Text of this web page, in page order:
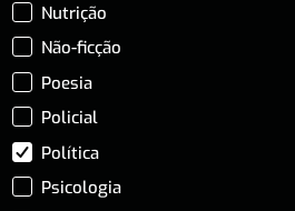
Nutrição
Não-ficção
Poesia
Policial
Política
Psicologia